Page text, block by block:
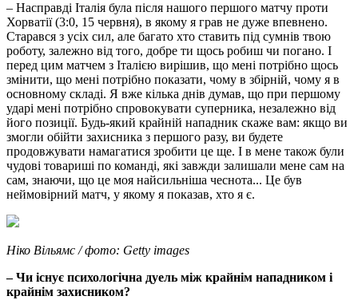
– Насправді Італія була після нашого першого матчу проти
Хорватії (3:0, 15 червня), в якому я грав не дуже впевнено.
Старався з усіх сил, але багато хто ставить під сумнів твою
роботу, залежно від того, добре ти щось робиш чи погано. І
перед цим матчем з Італією вирішив, що мені потрібно щось
змінити, що мені потрібно показати, чому в збірній, чому я в
основному складі. Я вже кілька днів думав, що при першому
ударі мені потрібно спровокувати суперника, незалежно від
його позиції. Будь-який крайній нападник скаже вам: якщо ви
змогли обійти захисника з першого разу, ви будете
продовжувати намагатися зробити це ще. І в мене також були
чудові товариші по команді, які завжди залишали мене сам на
сам, знаючи, що це моя найсильніша чеснота... Це був
неймовірний матч, у якому я показав, хто я є.
Ніко Вільямс / фото: Getty images
– Чи існує психологічна дуель між крайнім нападником і
крайнім захисником?